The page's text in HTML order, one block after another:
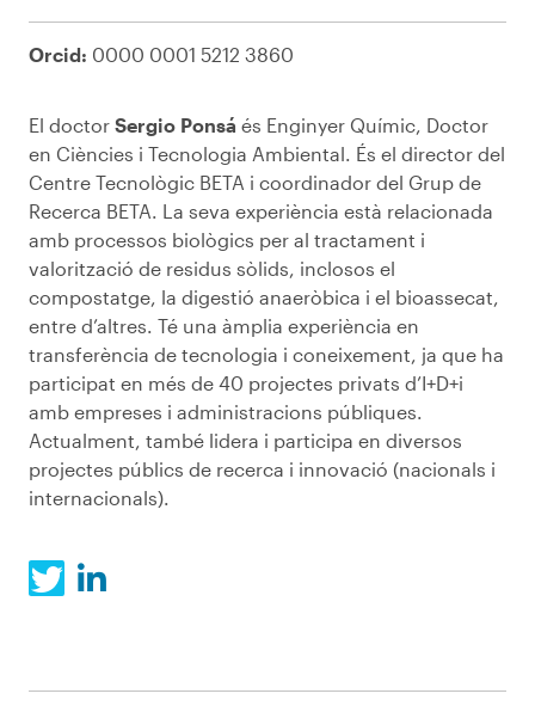
Orcid: 0000 0001 5212 3860
El doctor Sergio Ponsá és Enginyer Químic, Doctor
en Ciències i Tecnologia Ambiental. És el director del
Centre Tecnològic BETA i coordinador del Grup de
Recerca BETA. La seva experiència està relacionada
amb processos biològics per al tractament i
valorització de residus sòlids, inclosos el
compostatge, la digestió anaeròbica i el bioassecat,
entre d’altres. Té una àmplia experiència en
transferència de tecnologia i coneixement, ja que ha
participat en més de 40 projectes privats d’I+D+i
amb empreses i administracions públiques.
Actualment, també lidera i participa en diversos
projectes públics de recerca i innovació (nacionals i
internacionals).